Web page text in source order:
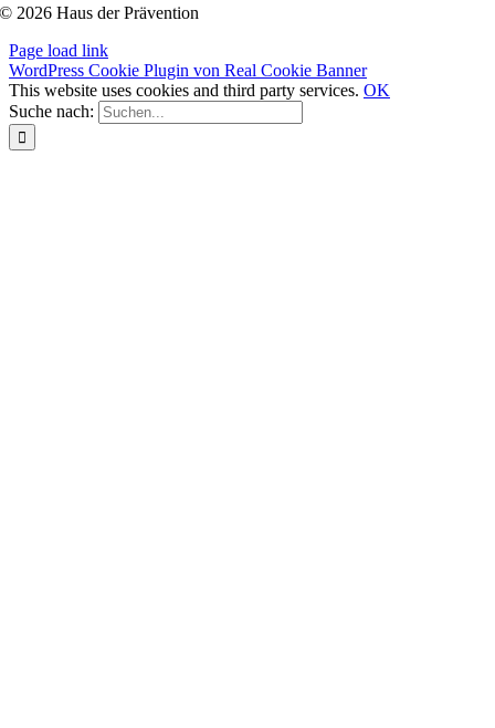
© 2026 Haus der Prävention
Page load link
WordPress Cookie Plugin von Real Cookie Banner
This website uses cookies and third party services. OK
Suche nach: